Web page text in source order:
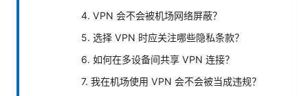
4. VPN 会不会被机场网络屏蔽？
5. 选择 VPN 时应关注哪些隐私条款？
6. 如何在多设备间共享 VPN 连接？
7. 我在机场使用 VPN 会不会被当成违规？